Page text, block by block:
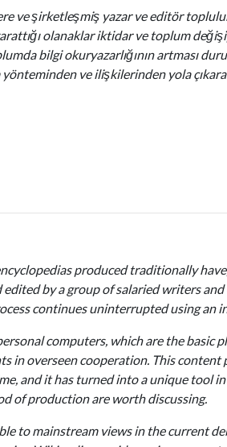
ve şirketleşmiş yazar ve editör
olanaklar iktidar ve toplum
bilgi okuryazarlığının artması
ve ilişkilerinden yola
produced traditionally
by a group of salaried writers
continues uninterrupted using an
computers, which are the basic
in overseen cooperation. This
and it has turned into a unique tool
of production are worth discussing.
to mainstream views in the current